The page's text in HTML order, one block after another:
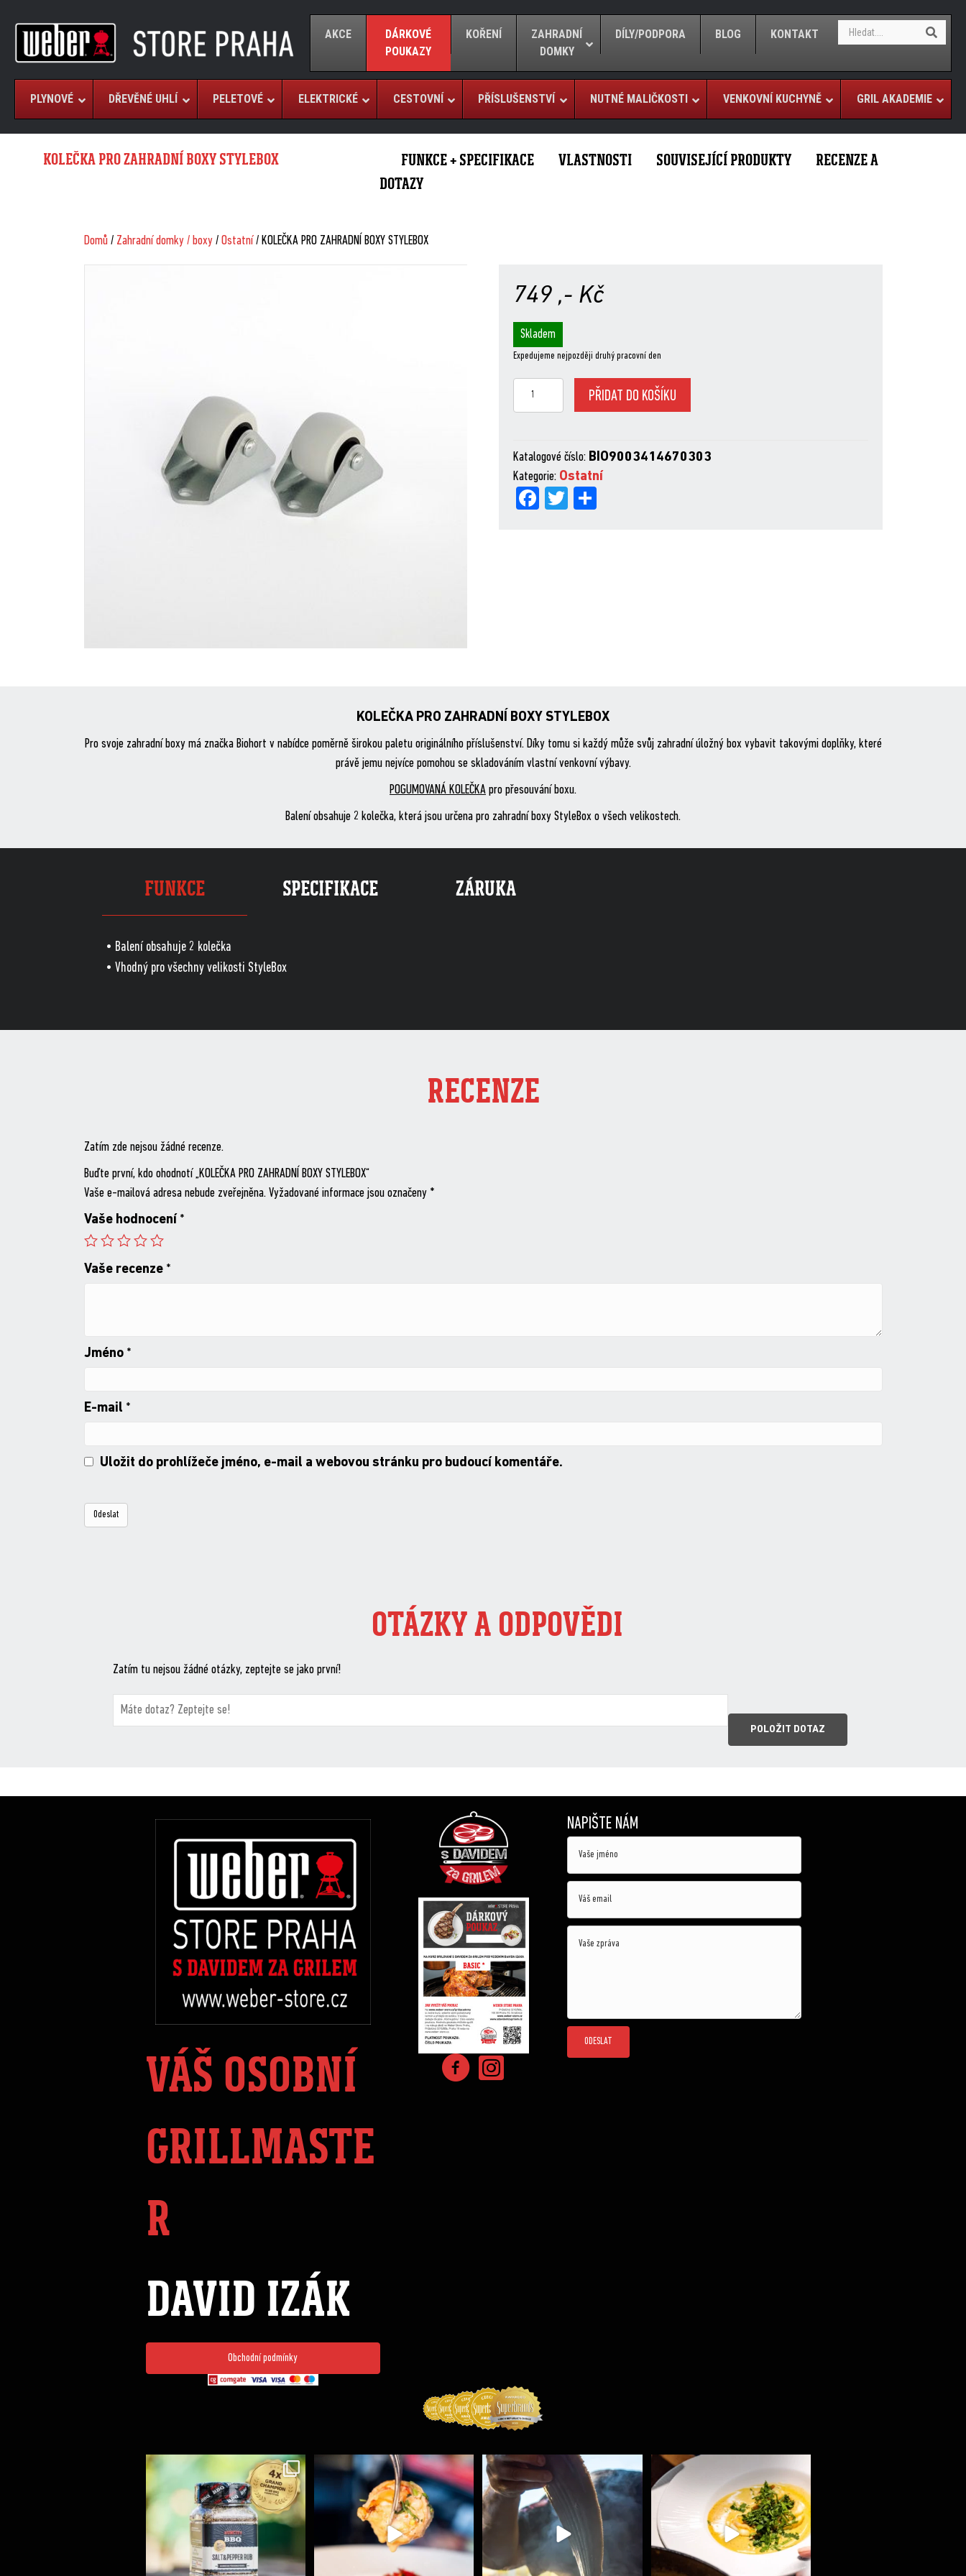
AKCE
DÁRKOVÉ
POUKAZY
KOŘENÍ
ZAHRADNÍ
DOMKY
DÍLY/PODPORA BLOG KONTAKT
r
c
h
e
c
PLYNOVÉ DŘEVĚNÉ UHLÍ PELETOVÉ ELEKTRICKÉ CESTOVNÍ PŘÍSLUŠENSTVÍ NUTNÉ MALIČKOSTI VENKOVNÍ KUCHYNĚ GRIL AKADEMIE
KOLEČKA PRO ZAHRADNÍ BOXY STYLEBOX FUNKCE + SPECIFIKACE VLASTNOSTI SOUVISEJÍCÍ PRODUKTY
RECENZE A
DOTAZY
Domů/ Zahradní domky / boxy/ Ostatní/ KOLEČKA PRO ZAHRADNÍ BOXY STYLEBOX
749 ,- Kč
Skladem
Expedujeme nejpozději druhý pracovní den
KOLEČKA
STYLEBOX
množství
PŘIDAT DO KOŠÍKU
Katalogové číslo: BIO9003414670303
Kategorie: Ostatní
Fa
Tw
KOLEČKA PRO ZAHRADNÍ BOXY STYLEBOX
Pro svoje zahradní boxy má značka Biohort v nabídce poměrně širokou paletu originálního příslušenství. Díky tomu si každý může svůj zahradní úložný box vybavit takovými doplňky, které
právě jemu nejvíce pomohou se skladováním vlastní venkovní výbavy.
POGUMOVANÁ KOLEČKA pro přesouvání boxu.
Balení obsahuje 2 kolečka, která jsou určena pro zahradní boxy StyleBox o všech velikostech.
FUNKCE SPECIFIKACE ZÁRUKA
• Balení obsahuje 2 kolečka
• Vhodný pro všechny velikosti StyleBox
RECENZE
Zatím zde nejsou žádné recenze.
Buďte první, kdo ohodnotí „KOLEČKA PRO ZAHRADNÍ BOXY STYLEBOX“
Vaše e-mailová adresa nebude zveřejněna. Vyžadované informace jsou označeny *
Vaše hodnocení *
Vaše recenze *
Jméno *
E-mail *
Uložit do prohlížeče jméno, e-mail a webovou stránku pro budoucí komentáře.
OTÁZKY A ODPOVĚDI
Zatím tu nejsou žádné otázky, zeptejte se jako první!
VÁŠ OSOBNÍ
GRILLMASTE
R
DAVID IZÁK
Obchodní podmínky
NAPIŠTE NÁM
ODESLAT
Koření Suncity – autentická BBQ chuť u vás doma!...
1 0
Spoustu podobných triků, které vám usnadní nejenom ...
9 0
Ryba na grilu je opravdu rychlá, a stejně tak Všechny fámozní recepty, které znáte z našich
0